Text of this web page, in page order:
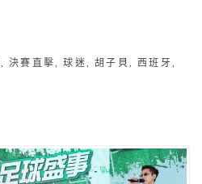
決賽直擊 ,球迷 胡子貝 西班牙